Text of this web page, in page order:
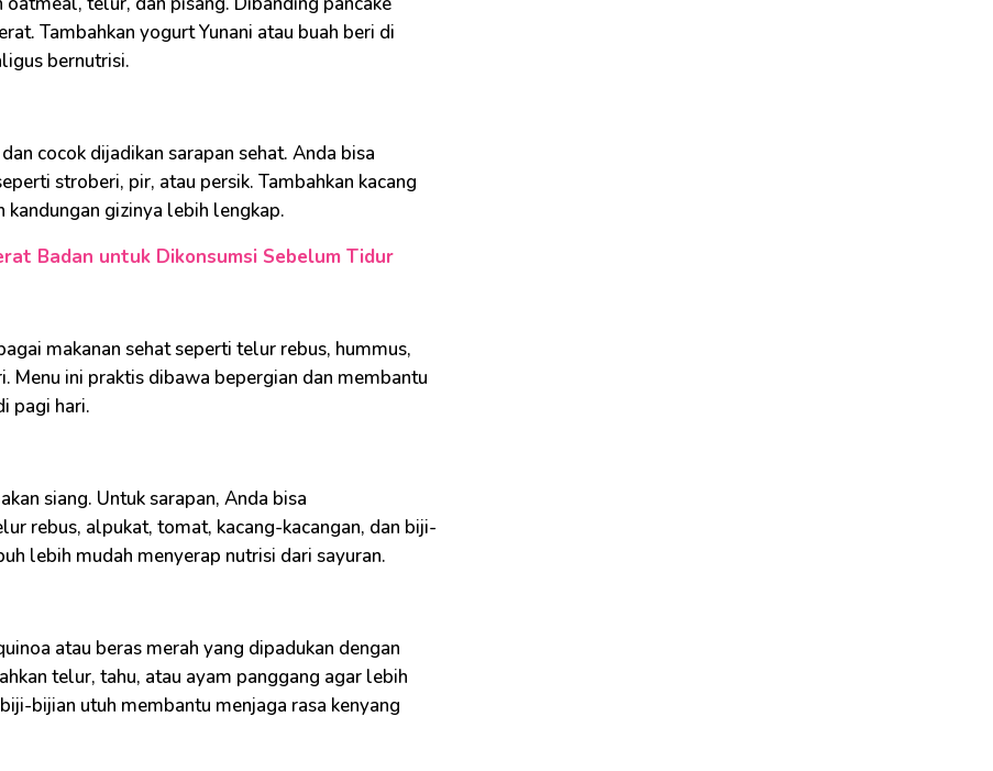
Tambahkan yogurt Yunani atau buah beri di
bernutrisi.
cocok dijadikan sarapan sehat. Anda bisa
stroberi, pir, atau persik. Tambahkan kacang
gizinya lebih lengkap.
Badan untuk Dikonsumsi Sebelum Tidur
makanan sehat seperti telur rebus, hummus,
Menu ini praktis dibawa bepergian dan membantu
pagi hari.
siang. Untuk sarapan, Anda bisa
rebus, alpukat, tomat, kacang-kacangan, dan biji-
lebih mudah menyerap nutrisi dari sayuran.
atau beras merah yang dipadukan dengan
telur, tahu, atau ayam panggang agar lebih
bijian utuh membantu menjaga rasa kenyang